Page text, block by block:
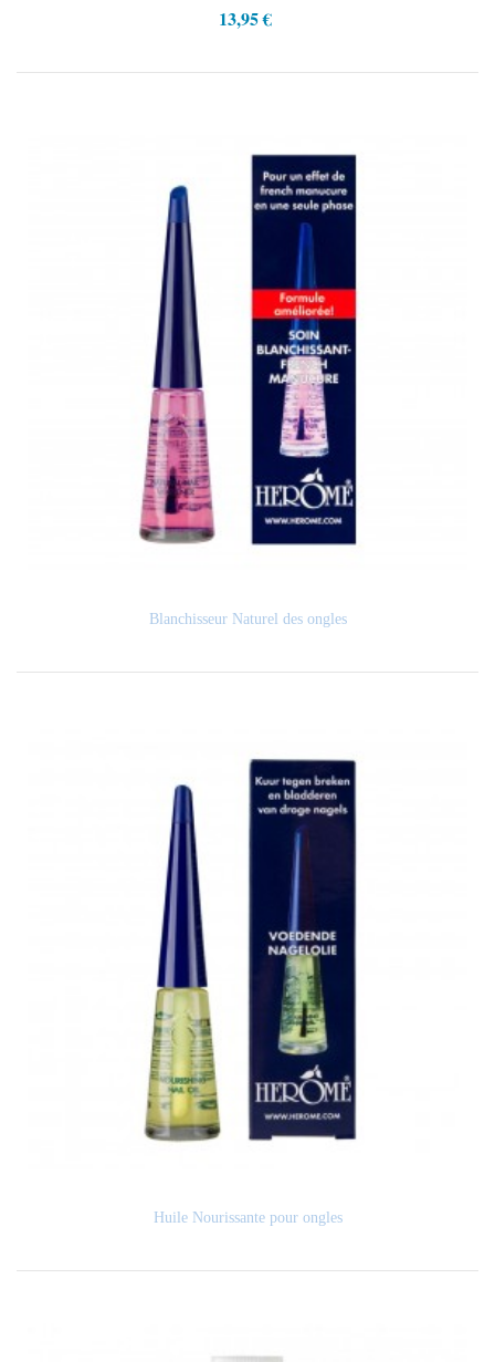
13,95 €
Blanchisseur Naturel des ongles
Huile Nourissante pour ongles